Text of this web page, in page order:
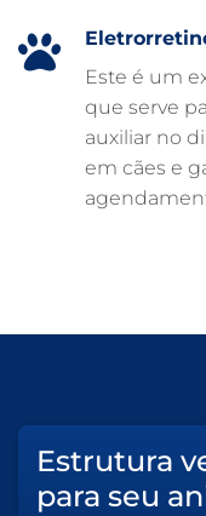
ATENDIMENTO
Este é um
que serve
auxiliar no
em cães e
Estrutura
para seu